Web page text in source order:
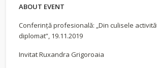
ABOUT EVENT
Conferință profesională: „Din culisele
diplomat”, 19.11.2019
Invitat Ruxandra Grigoroaia